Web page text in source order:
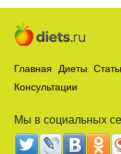
Главная Диеты
Консультации
Мы в социальных